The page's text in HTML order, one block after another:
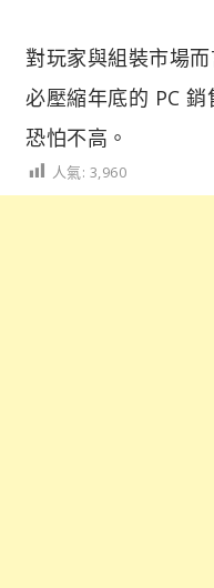
對玩家與組裝市場
必壓縮年底的 PC
恐怕不高。
人氣: 3,960